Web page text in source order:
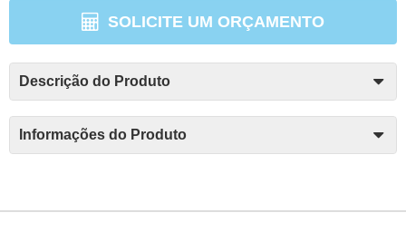
SOLICITE UM ORÇAMENTO
Descrição do Produto
Informações do Produto